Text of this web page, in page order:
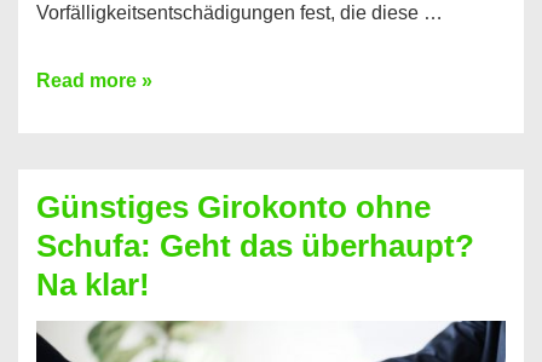
Vorfälligkeitsentschädigungen fest, die diese …
Kredit
dabei
profitieren
–
So
funktioniert’s
Read more »
Günstiges Girokonto ohne
Schufa: Geht das überhaupt?
Na klar!